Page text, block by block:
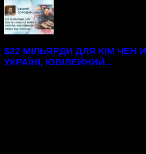
$22 МІЛЬЯРДИ ДЛЯ КІМ ЧЕН
УКРАЇНІ, ЮВІЛЕЙНИЙ...